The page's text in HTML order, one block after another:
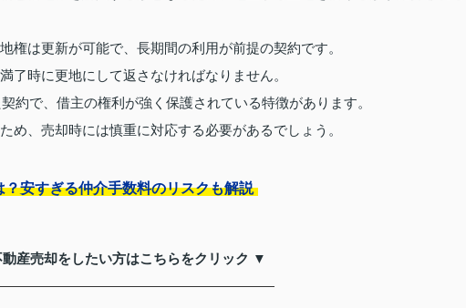
権は更新が可能で、長期間の利用が前提の契約です。
了時に更地にして返さなければなりません。
約で、借主の権利が強く保護されている特徴があります。
め、売却時には慎重に対応する必要があるでしょう。
安すぎる仲介手数料のリスクも解説
産売却をしたい方はこちらをクリック ▼